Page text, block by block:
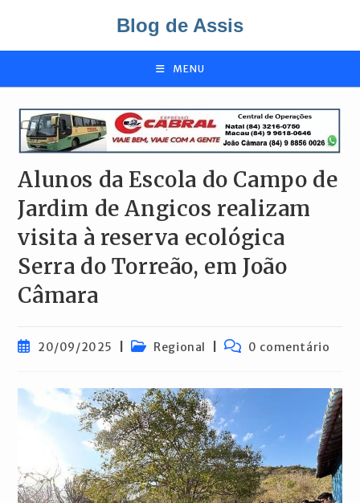
o
Blog de Assis
MENU
Alunos da Escola do Campo de
Jardim de Angicos realizam
visita à reserva ecológica
Serra do Torreão, em João
Câmara
Post20/09/2025
Categoria
Regional
Comentários
0 comentário